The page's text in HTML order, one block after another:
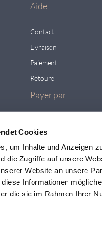
Cookies
um Inhalte und Anzeigen
die Zugriffe auf unsere
Website an unsere
Informationen
die sie im Rahmen Ihrer
Aide
Contact
Livraison
Paiement
Retoure
Payer par